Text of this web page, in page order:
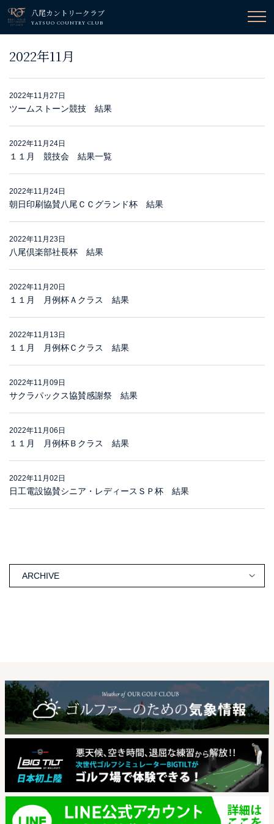
八尾カントリークラブ
YATSUO COUNTRY CLUB
2022年11月
2022年11月27日
ツームストーン競技 結果
2022年11月24日
１１月 競技会 結果一覧
2022年11月24日
朝日印刷協賛八尾ＣＣグランド杯 結果
2022年11月23日
八尾倶楽部社長杯 結果
2022年11月20日
１１月 月例杯Ａクラス 結果
2022年11月13日
１１月 月例杯Ｃクラス 結果
2022年11月09日
サクラパックス協賛感謝祭 結果
2022年11月06日
１１月 月例杯Ｂクラス 結果
2022年11月02日
日工電設協賛シニア・レディースＳＰ杯 結果
ARCHIVE